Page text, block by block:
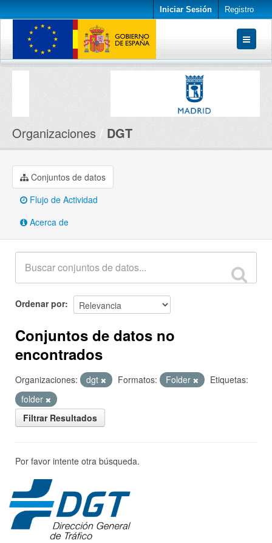
Iniciar Sesión Registro
Conjuntos de datos
Organizaciones DGT
Conjuntos de datos
Flujo de Actividad
Acerca de
Ordenar por
Conjuntos de datos no
encontrados
Organizaciones: dgt Formatos: Folder
Etiquetas:
folder
Filtrar Resultados
Por favor intente otra búsqueda.